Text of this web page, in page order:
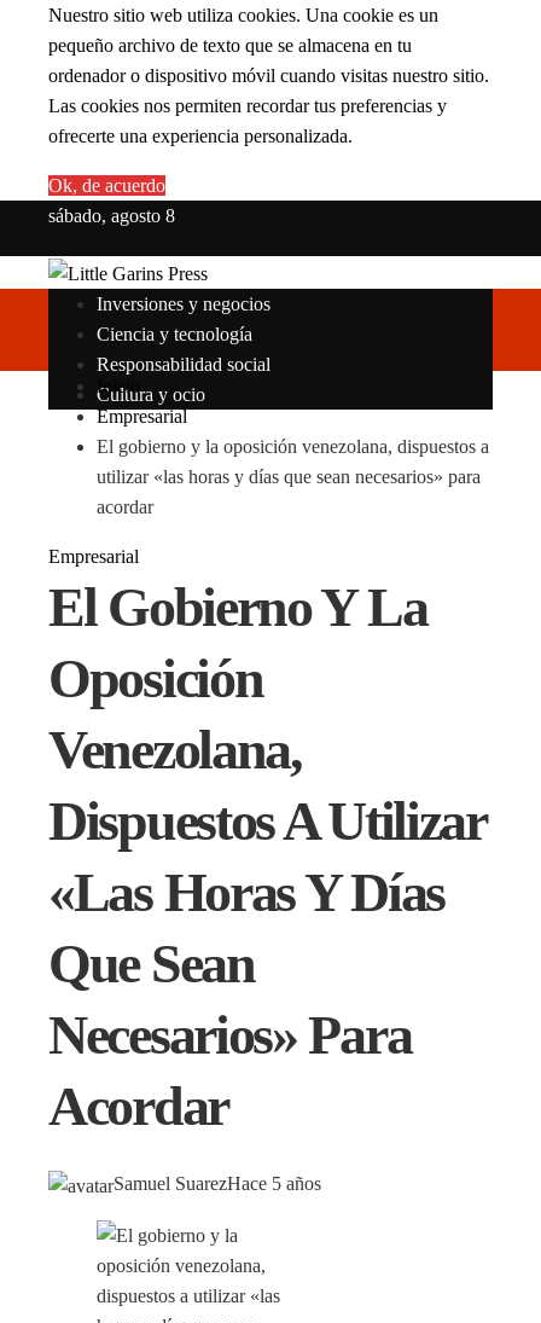
Nuestro sitio web utiliza cookies. Una cookie es un
pequeño archivo de texto que se almacena en tu
ordenador o dispositivo móvil cuando visitas nuestro sitio.
Las cookies nos permiten recordar tus preferencias y
ofrecerte una experiencia personalizada.
Ok, de acuerdo
sábado, agosto 8
Inversiones y negocios
Ciencia y tecnología
Responsabilidad social
Cultura y ocio
Inicio
Empresarial
El gobierno y la oposición venezolana, dispuestos a
utilizar «las horas y días que sean necesarios» para
acordar
Empresarial
El Gobierno Y La
Oposición
Venezolana,
Dispuestos A Utilizar
«las Horas Y Días
Que Sean
Necesarios» Para
Acordar
Samuel SuarezHace 5 años